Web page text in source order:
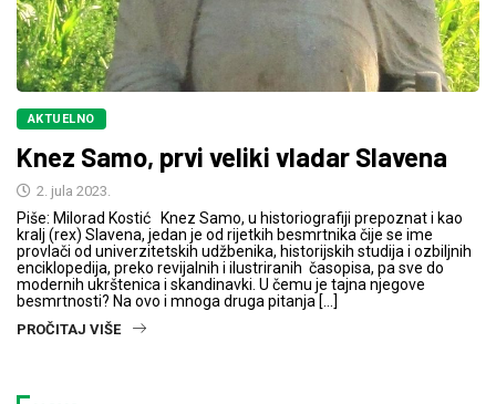
AKTUELNO
Knez Samo, prvi veliki vladar Slavena
2. jula 2023.
Piše: Milorad Kostić Knez Samo, u historiografiji prepoznat i kao
kralj (rex) Slavena, jedan je od rijetkih besmrtnika čije se ime
provlači od univerzitetskih udžbenika, historijskih studija i ozbiljnih
enciklopedija, preko revijalnih i ilustriranih časopisa, pa sve do
modernih ukrštenica i skandinavki. U čemu je tajna njegove
besmrtnosti? Na ovo i mnoga druga pitanja […]
PROČITAJ VIŠE